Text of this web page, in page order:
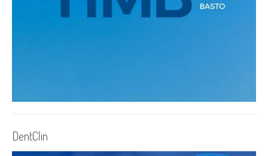
DentClin